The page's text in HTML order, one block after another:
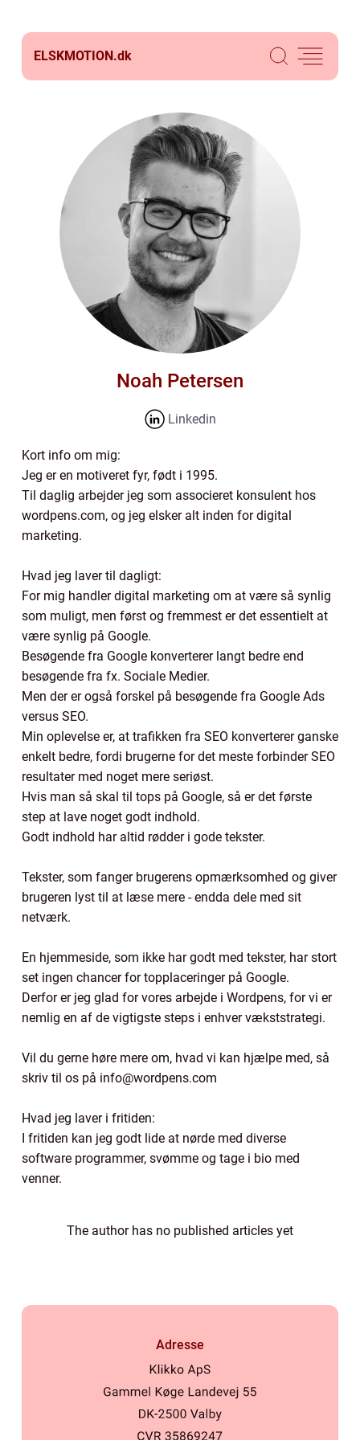
ELSKMOTION.dk
Noah Petersen
Linkedin
Kort info om mig:
Jeg er en motiveret fyr, født i 1995.
Til daglig arbejder jeg som associeret konsulent hos
wordpens.com, og jeg elsker alt inden for digital
marketing.
Hvad jeg laver til dagligt:
For mig handler digital marketing om at være så synlig
som muligt, men først og fremmest er det essentielt at
være synlig på Google.
Besøgende fra Google konverterer langt bedre end
besøgende fra fx. Sociale Medier.
Men der er også forskel på besøgende fra Google Ads
versus SEO.
Min oplevelse er, at trafikken fra SEO konverterer ganske
enkelt bedre, fordi brugerne for det meste forbinder SEO
resultater med noget mere seriøst.
Hvis man så skal til tops på Google, så er det første
step at lave noget godt indhold.
Godt indhold har altid rødder i gode tekster.
Tekster, som fanger brugerens opmærksomhed og giver
brugeren lyst til at læse mere - endda dele med sit
netværk.
En hjemmeside, som ikke har godt med tekster, har stort
set ingen chancer for topplaceringer på Google.
Derfor er jeg glad for vores arbejde i Wordpens, for vi er
nemlig en af de vigtigste steps i enhver vækststrategi.
Vil du gerne høre mere om, hvad vi kan hjælpe med, så
skriv til os på info@wordpens.com
Hvad jeg laver i fritiden:
I fritiden kan jeg godt lide at nørde med diverse
software programmer, svømme og tage i bio med
venner.
The author has no published articles yet
Adresse